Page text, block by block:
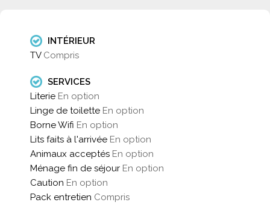
INTÉRIEUR
TV Compris
SERVICES
Literie En option
Linge de toilette En option
Borne Wifi En option
Lits faits à l'arrivée En option
Animaux acceptés En option
Ménage fin de séjour En option
Caution En option
Pack entretien Compris